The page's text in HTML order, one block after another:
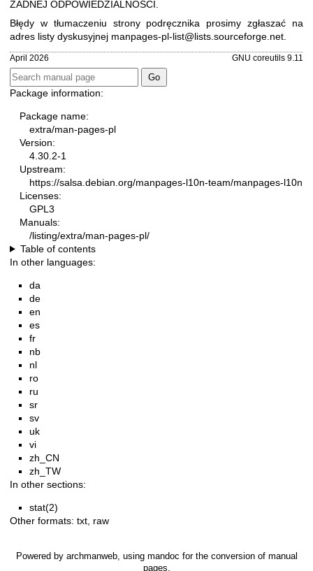
ŻADNEJ ODPOWIEDZIALNOŚCI.
Błędy w tłumaczeniu strony podręcznika prosimy zgłaszać na
adres listy dyskusyjnej manpages-pl-list@lists.sourceforge.net.
April 2026 GNU coreutils 9.11
Package information:
Package name:
extra/man-pages-pl
Version:
4.30.2-1
Upstream:
https://salsa.debian.org/manpages-l10n-team/manpages-l10n
Licenses:
GPL3
Manuals:
/listing/extra/man-pages-pl/
Table of contents
In other languages:
da
de
en
es
fr
nb
nl
ro
ru
sr
sv
uk
vi
zh_CN
zh_TW
In other sections:
stat(2)
Other formats: txt raw
Powered by archmanweb, using mandoc for the conversion of manual
pages.